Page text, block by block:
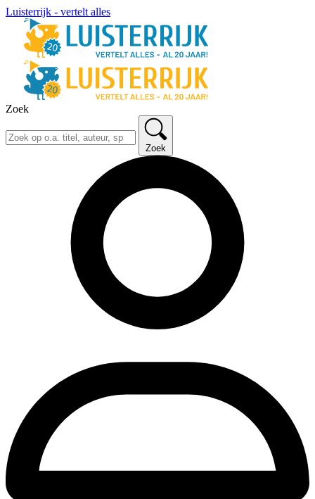
Luisterrijk - vertelt alles
Zoek
Zoek